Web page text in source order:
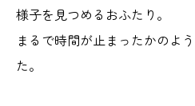
様子を見つめるおふたり。
まるで時間が止まったかのよ
た。